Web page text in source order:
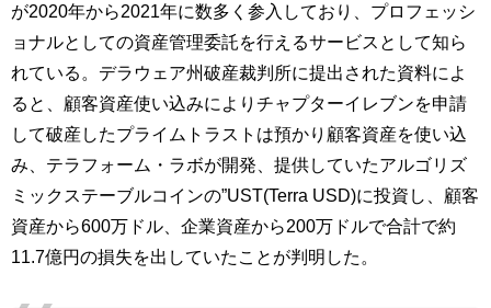
が2020年から2021年に数多く参入しており、プロフェッシ
ョナルとしての資産管理委託を行えるサービスとして知ら
れている。デラウェア州破産裁判所に提出された資料によ
ると、顧客資産使い込みによりチャプターイレブンを申請
して破産したプライムトラストは預かり顧客資産を使い込
み、テラフォーム・ラボが開発、提供していたアルゴリズ
ミックステーブルコインの”UST(Terra USD)に投資し、顧客
資産から600万ドル、企業資産から200万ドルで合計で約
11.7億円の損失を出していたことが判明した。